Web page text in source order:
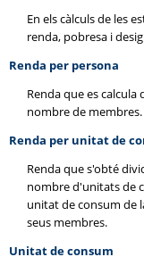
En els càlculs de les
renda, pobresa i
Renda per persona
Renda que es
nombre de membres.
Renda per unitat de
Renda que s'obté
nombre d'unitats de
unitat de consum de
seus membres.
Unitat de consum